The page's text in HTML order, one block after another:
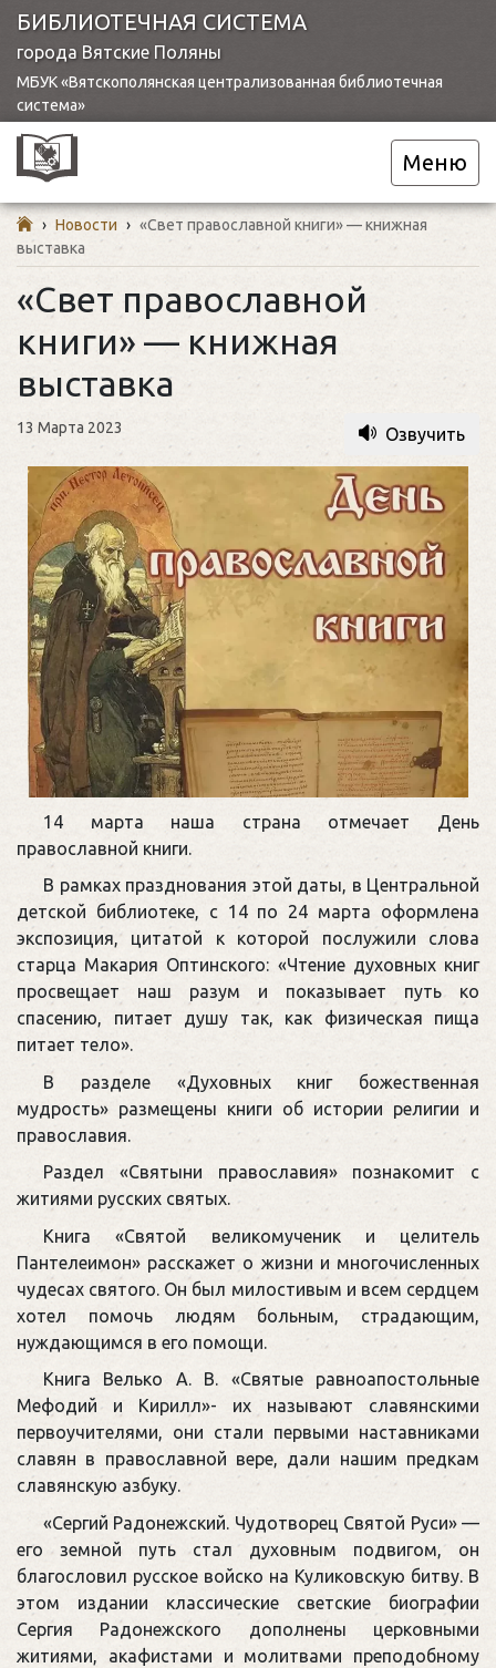
БИБЛИОТЕЧНАЯ СИСТЕМА
города Вятские Поляны
МБУК «Вятскополянская централизованная библиотечная
система»
Меню
› Новости › «Свет православной книги» — книжная
выставка
«Свет православной
книги» — книжная
выставка
13 Марта 2023 Озвучить
14 марта наша страна отмечает День
православной книги.
В рамках празднования этой даты, в Центральной
детской библиотеке, с 14 по 24 марта оформлена
экспозиция, цитатой к которой послужили слова
старца Макария Оптинского: «Чтение духовных книг
просвещает наш разум и показывает путь ко
спасению, питает душу так, как физическая пища
питает тело».
В разделе «Духовных книг божественная
мудрость» размещены книги об истории религии и
православия.
Раздел «Святыни православия» познакомит с
житиями русских святых.
Книга «Святой великомученик и целитель
Пантелеимон» расскажет о жизни и многочисленных
чудесах святого. Он был милостивым и всем сердцем
хотел помочь людям больным, страдающим,
нуждающимся в его помощи.
Книга Велько А. В. «Святые равноапостольные
Мефодий и Кирилл»- их называют славянскими
первоучителями, они стали первыми наставниками
славян в православной вере, дали нашим предкам
славянскую азбуку.
«Сергий Радонежский. Чудотворец Святой Руси» —
его земной путь стал духовным подвигом, он
благословил русское войско на Куликовскую битву. В
этом издании классические светские биографии
Сергия Радонежского дополнены церковными
житиями, акафистами и молитвами преподобному